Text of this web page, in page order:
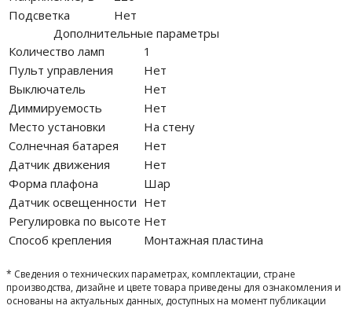
Подсветка
Нет
Дополнительные параметры
Количество ламп
1
Пульт управления
Нет
Выключатель
Нет
Диммируемость
Нет
Место установки
На стену
Солнечная батарея
Нет
Датчик движения
Нет
Форма плафона
Шар
Датчик освещенности Нет
Регулировка по высоте Нет
Способ крепления
Монтажная пластина
* Сведения о технических параметрах, комплектации, стране
производства, дизайне и цвете товара приведены для ознакомления и
основаны на актуальных данных, доступных на момент публикации